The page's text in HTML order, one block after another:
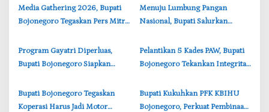
s
Brawijaya
‎Media Gathering 2026, Bupati
Bojonegoro Tegaskan Pers Mitra
‎Menuju Lumbung Pangan
Nasional, Bupati Salurkan
Bojonegoro
‎Program Gayatri Diperluas,
Bupati Bojonegoro Siapkan
Ayam Petelur
‎Pelantikan 5 Kades PAW, Bupati
Bojonegoro Tekankan Integritas
‎Bupati Bojonegoro Tegaskan
Koperasi Harus Jadi Motor
‎Bupati Kukuhkan PFK KBIHU
Bojonegoro, Perkuat Pembinaan